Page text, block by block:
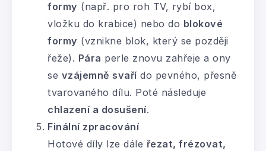
formy (např. pro roh TV, rybí box,
vložku do krabice) nebo do blokové
formy (vznikne blok, který se později
řeže). Pára perle znovu zahřeje a ony
se vzájemně svaří do pevného, přesně
tvarovaného dílu. Poté následuje
chlazení a dosušení.
Finální zpracování
Hotové díly lze dále řezat, frézovat,